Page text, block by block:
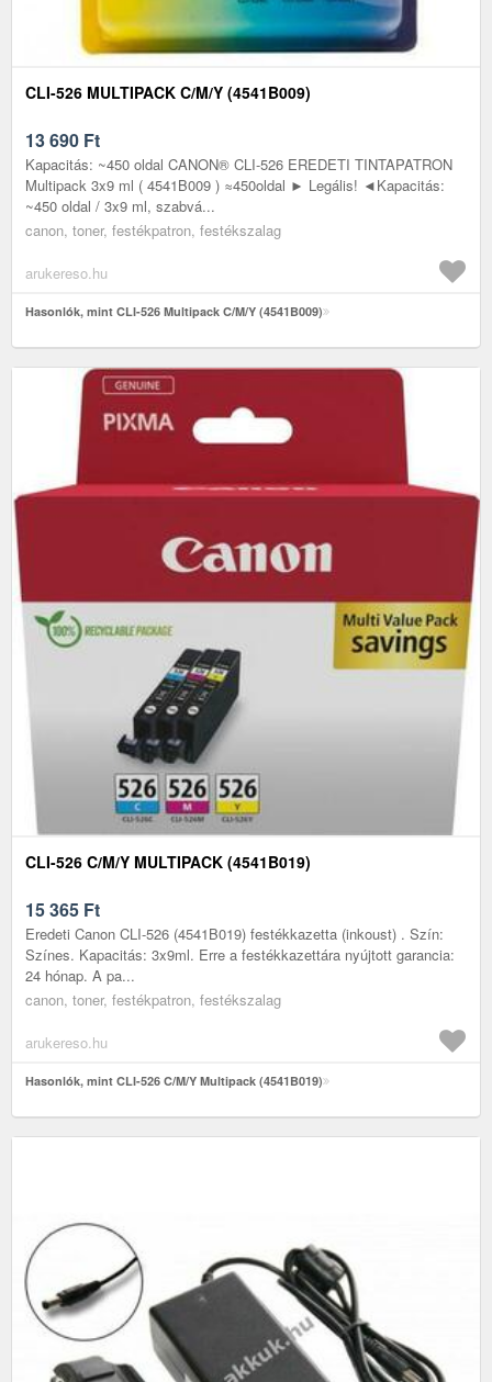
CLI-526 MULTIPACK C/M/Y (4541B009)
13 690 Ft
Kapacitás: ~450 oldal CANON® CLI-526 EREDETI TINTAPATRON
Multipack 3x9 ml ( 4541B009 ) ≈450oldal ► Legális! ◄Kapacitás:
~450 oldal / 3x9 ml, szabvá...
canon, toner, festékpatron, festékszalag
arukereso.hu
Hasonlók, mint CLI-526 Multipack C/M/Y (4541B009)
CLI-526 C/M/Y MULTIPACK (4541B019)
15 365 Ft
Eredeti Canon CLI-526 (4541B019) festékkazetta (inkoust) . Szín:
Színes. Kapacitás: 3x9ml. Erre a festékkazettára nyújtott garancia:
24 hónap. A pa...
canon, toner, festékpatron, festékszalag
arukereso.hu
Hasonlók, mint CLI-526 C/M/Y Multipack (4541B019)